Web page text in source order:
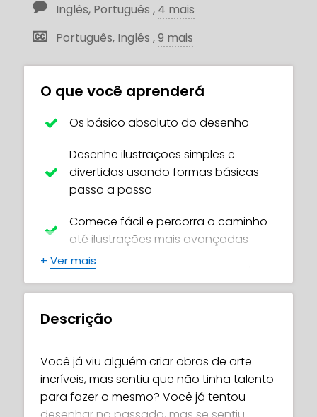
Inglês, Português , 4 mais
Português, Inglês ,9 mais
O que você aprenderá
Os básico absoluto do desenho
Desenhe ilustrações simples e
divertidas usando formas básicas
passo a passo
Comece fácil e percorra o caminho
até ilustrações mais avançadas
Domine o desenho em perspectiva
olhos humanos, árvores, coalas e
muito mais!
Descubra como fazer objetos e
+ Ver mais
Descrição
Você já viu alguém criar obras de arte
incríveis, mas sentiu que não tinha talento
para fazer o mesmo? Você já tentou